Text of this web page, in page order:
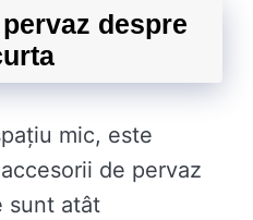
despre
mic, este
de pervaz
sunt atât